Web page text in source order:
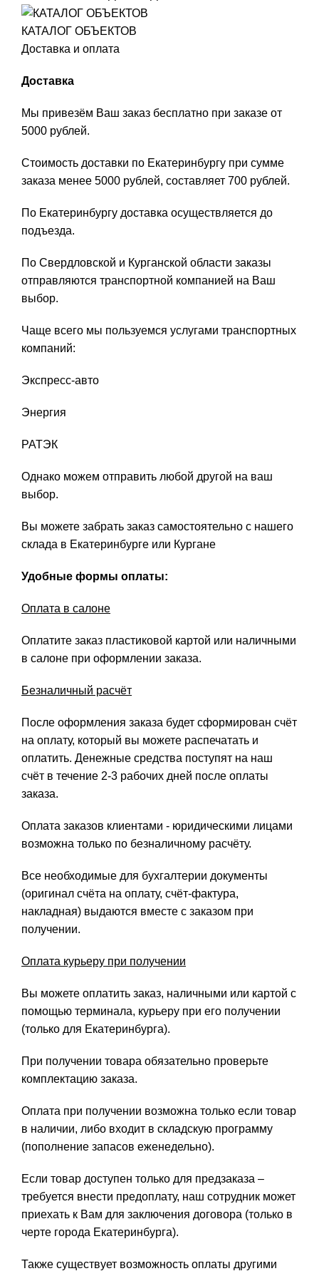
КАТАЛОГ ОБЪЕКТОВ
Доставка и оплата
Доставка
Мы привезём Ваш заказ бесплатно при заказе от
5000 рублей.
Стоимость доставки по Екатеринбургу при сумме
заказа менее 5000 рублей, составляет 700 рублей.
По Екатеринбургу доставка осуществляется до
подъезда.
По Свердловской и Курганской области заказы
отправляются транспортной компанией на Ваш
выбор.
Чаще всего мы пользуемся услугами транспортных
компаний:
Экспресс-авто
Энергия
РАТЭК
Однако можем отправить любой другой на ваш
выбор.
Вы можете забрать заказ самостоятельно с нашего
склада в Екатеринбурге или Кургане
Удобные формы оплаты:
Оплата в салоне
Оплатите заказ пластиковой картой или наличными
в салоне при оформлении заказа.
Безналичный расчёт
После оформления заказа будет сформирован счёт
на оплату, который вы можете распечатать и
оплатить. Денежные средства поступят на наш
счёт в течение 2-3 рабочих дней после оплаты
заказа.
Оплата заказов клиентами - юридическими лицами
возможна только по безналичному расчёту.
Все необходимые для бухгалтерии документы
(оригинал счёта на оплату, счёт-фактура,
накладная) выдаются вместе с заказом при
получении.
Оплата курьеру при получении
Вы можете оплатить заказ, наличными или картой с
помощью терминала, курьеру при его получении
(только для Екатеринбурга).
При получении товара обязательно проверьте
комплектацию заказа.
Оплата при получении возможна только если товар
в наличии, либо входит в складскую программу
(пополнение запасов еженедельно).
Если товар доступен только для предзаказа –
требуется внести предоплату, наш сотрудник может
приехать к Вам для заключения договора (только в
черте города Екатеринбурга).
Также существует возможность оплаты другими